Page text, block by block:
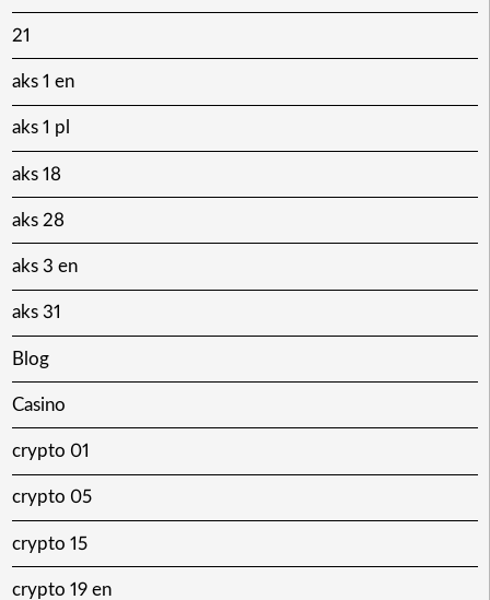
21
aks 1 en
aks 1 pl
aks 18
aks 28
aks 3 en
aks 31
Blog
Casino
crypto 01
crypto 05
crypto 15
crypto 19 en